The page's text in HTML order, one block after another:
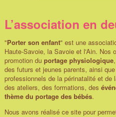
L’association en
"Porter son enfant" est une
Haute-Savoie, la Savoie et l'Ain. Nos
promotion du portage physiologique
des futurs et jeunes parents, ainsi
professionnels de la périnatalité et de
des ateliers, des formations, des
thème du portage des bébés.
Nous avons réalisé ce site pour